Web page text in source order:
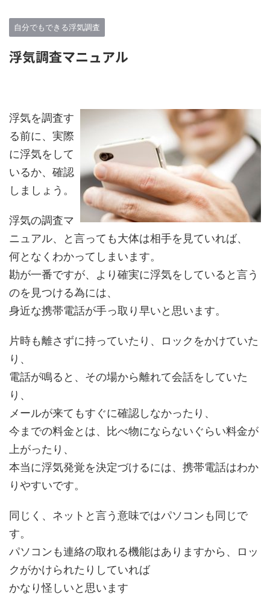
自分でもできる浮気調査
浮気調査マニュアル
浮気を調査す
る前に、実際
に浮気をして
いるか、確認
しましょう。
浮気の調査マ
ニュアル、と言っても大体は相手を見ていれば、
何となくわかってしまいます。
勘が一番ですが、より確実に浮気をしていると言う
のを見つける為には、
身近な携帯電話が手っ取り早いと思います。
片時も離さずに持っていたり、ロックをかけていた
り、
電話が鳴ると、その場から離れて会話をしていた
り、
メールが来てもすぐに確認しなかったり、
今までの料金とは、比べ物にならないぐらい料金が
上がったり、
本当に浮気発覚を決定づけるには、携帯電話はわか
りやすいです。
同じく、ネットと言う意味ではパソコンも同じで
す。
パソコンも連絡の取れる機能はありますから、ロッ
クがかけられたりしていれば
かなり怪しいと思います